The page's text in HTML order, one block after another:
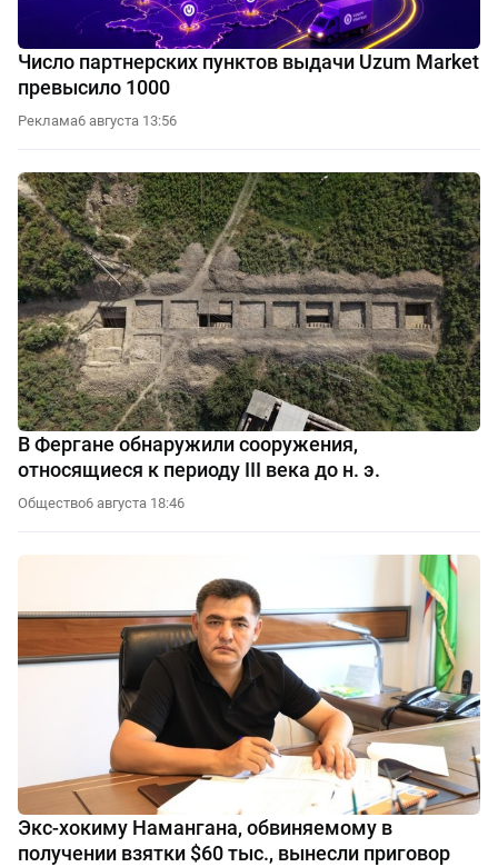
Число партнерских пунктов выдачи Uzum Market
превысило 1000
Реклама6 августа 13:56
В Фергане обнаружили сооружения,
относящиеся к периоду III века до н. э.
Общество6 августа 18:46
Экс-хокиму Намангана, обвиняемому в
получении взятки $60 тыс., вынесли приговор